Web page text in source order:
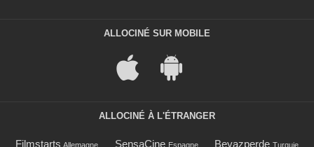
ALLOCINÉ SUR MOBILE
ALLOCINÉ À L'ÉTRANGER
Filmstarts Allemagne SensaCine Espagne Beyazperde Turquie